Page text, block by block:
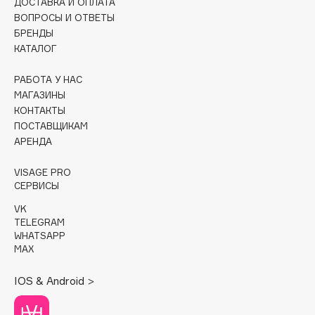
Capelli Dorati
Carmex
Carolina Herrera
Catrice
Celimax
Chupa Chups
Clarette
Clarins
Clarins Precious
Clive Christian
Club De Nuit
ДОСТАВКА И ОПЛАТА
ВОПРОСЫ И ОТВЕТЫ
БРЕНДЫ
КАТАЛОГ
РАБОТА У НАС
МАГАЗИНЫ
КОНТАКТЫ
ПОСТАВЩИКАМ
АРЕНДА
VISAGE PRO
СЕРВИСЫ
VK
TELEGRAM
WHATSAPP
MAX
IOS & Android >